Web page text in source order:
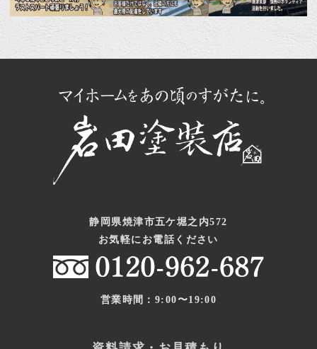
静岡県焼津市五ケ堀之内572
お気軽にお電話ください
営業時間：9:00〜19:00